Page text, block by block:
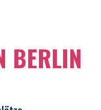
BERLIN